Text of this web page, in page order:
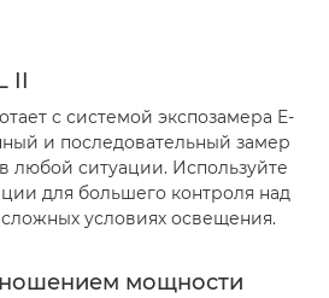
II
с системой экспозамера E-
и последовательный замер
любой ситуации. Используйте
для большего контроля над
условиях освещения.
мощности